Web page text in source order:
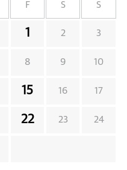
F S S
1 2 3
8 9 10
15 16 17
22 23 24